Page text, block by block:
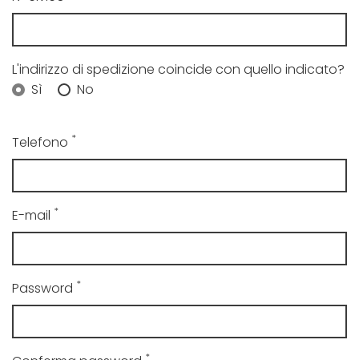
L'indirizzo di spedizione coincide con quello indicato?
Sì
No
Telefono *
E-mail *
Password *
*